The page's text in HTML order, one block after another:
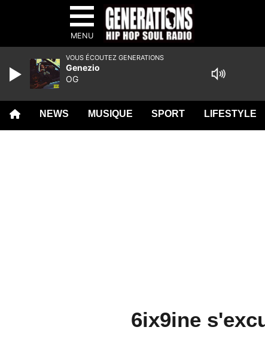
MENU
NEWS MUSIQUE SPORT LIFESTYLE
6ix9ine
VOUS ÉCOUTEZ GENERATIONS
Genezio
OG